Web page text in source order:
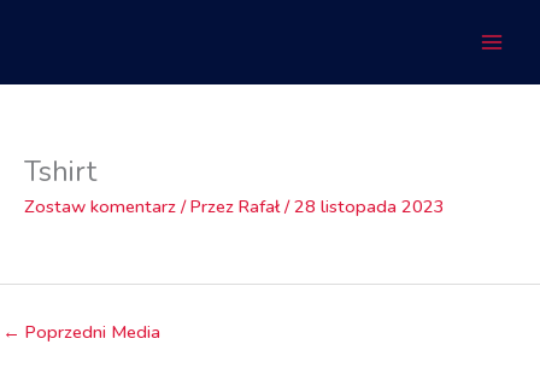
Tshirt
Zostaw komentarz / Przez Rafał/28 listopada 2023
← Poprzedni Media